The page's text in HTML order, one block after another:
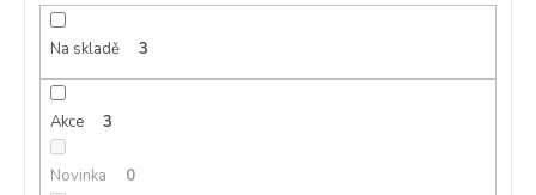
Na skladě 3
Akce 3
Novinka 0